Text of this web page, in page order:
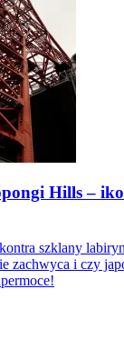
Hills –
szklany
zachwyca i czy